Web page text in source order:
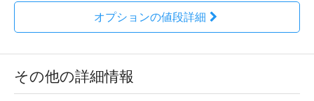
オプションの値段詳細
その他の詳細情報